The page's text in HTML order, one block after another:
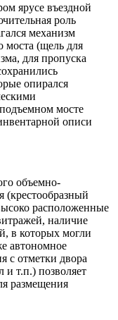
ярусе въездной
роль
механизм
моста (щель для
для пропуска
опирался
мосте
описи
объемно-
(крестообразный
расположенные
наличие
в которых могли
автономное
с отметки двора
и т.п.) позволяет
размещения